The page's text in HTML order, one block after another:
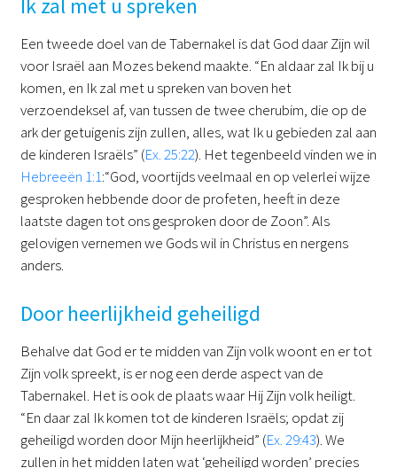
Ik zal met u spreken
Een tweede doel van de Tabernakel is dat God daar Zijn wil
voor Israël aan Mozes bekend maakte. “En aldaar zal Ik bij u
komen, en Ik zal met u spreken van boven het
verzoendeksel af, van tussen de twee cherubim, die op de
ark der getuigenis zijn zullen, alles, wat Ik u gebieden zal aan
de kinderen Israëls” (Ex. 25:22). Het tegenbeeld vinden we in
Hebreeën 1:1:“God, voortijds veelmaal en op velerlei wijze
gesproken hebbende door de profeten, heeft in deze
laatste dagen tot ons gesproken door de Zoon”. Als
gelovigen vernemen we Gods wil in Christus en nergens
anders.
Door heerlijkheid geheiligd
Behalve dat God er te midden van Zijn volk woont en er tot
Zijn volk spreekt, is er nog een derde aspect van de
Tabernakel. Het is ook de plaats waar Hij Zijn volk heiligt.
“En daar zal Ik komen tot de kinderen Israëls; opdat zij
geheiligd worden door Mijn heerlijkheid” (Ex. 29:43). We
zullen in het midden laten wat ‘geheiligd worden’ precies